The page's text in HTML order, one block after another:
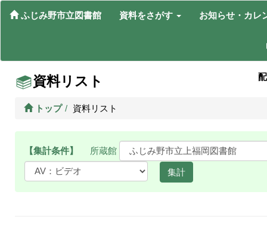
ふじみ野市立図書館 資料をさがす お知らせ・カレ
資料リスト
トップ 資料リスト
【集計条件】 所蔵館